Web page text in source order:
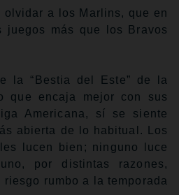
a los Marlins, que en
juegos más que los Bravos
la “Bestia del Este” de la
que encaja mejor con sus
Americana, sí se siente
abierta de lo habitual. Los
lucen bien; ninguno luce
por distintas razones,
riesgo rumbo a la temporada